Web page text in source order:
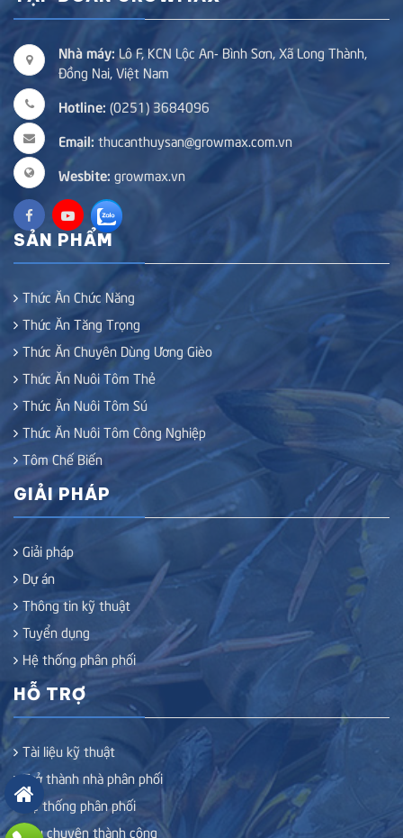
Nhà máy: Lô F, KCN Lộc An- Bình Sơn, Xã Long Thành,
Đồng Nai, Việt Nam
Hotline: (0251) 3684096
Email: thucanthuysan@growmax.com.vn
Wesbite: growmax.vn
SẢN PHẨM
Thức Ăn Chức Năng
Thức Ăn Tăng Trọng
Thức Ăn Chuyên Dùng Ương Gièo
Thức Ăn Nuôi Tôm Thẻ
Thức Ăn Nuôi Tôm Sú
Thức Ăn Nuôi Tôm Công Nghiệp
Tôm Chế Biến
GIẢI PHÁP
Giải pháp
Dự án
Thông tin kỹ thuật
Tuyển dụng
Hệ thống phân phối
HỖ TRỢ
Tài liệu kỹ thuật
Trở thành nhà phân phối
Hệ thống phân phối
Câu chuyện thành công